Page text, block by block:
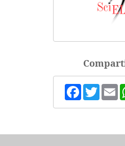
Facebook
Twitter